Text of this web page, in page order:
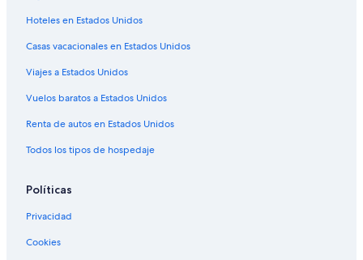
Hoteles en Papeete
Villas en Papeete
Hoteles cerca de Monte Orohena
Hoteles en Islas de Barlovento
Hoteles en Pirae
Hoteles en Arue
Hoteles en Punaauia
Hoteles en Taunoa
Hoteles en Estados Unidos
Casas vacacionales en Estados Unidos
Viajes a Estados Unidos
Vuelos baratos a Estados Unidos
Renta de autos en Estados Unidos
Todos los tipos de hospedaje
Políticas
Privacidad
Cookies